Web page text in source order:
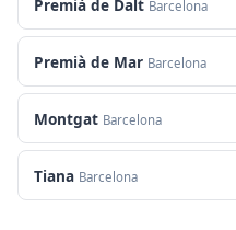
Premià de Dalt Barcelona
Premià de Mar Barcelona
Montgat Barcelona
Tiana Barcelona